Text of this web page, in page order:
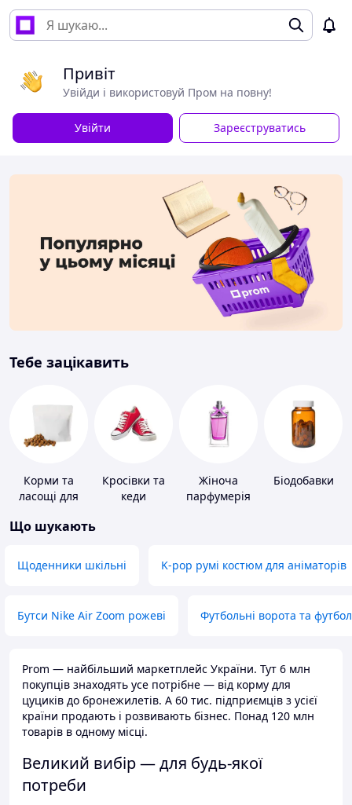
Привіт
Увійди і використовуй Пром на повну!
Увійти Зареєструватись
Тебе зацікавить
Корми та
ласощі для
тварин і
Кросівки та
кеди
Жіноча
парфумерія
Біодобавки
Що шукають
Щоденники шкільні K-pop румі костюм для аніматорів
Бутси Nike Air Zoom рожеві Футбольні ворота та
Prom — найбільший маркетплейс України. Тут 6 млн
покупців знаходять усе потрібне — від корму для
цуциків до бронежилетів. А 60 тис. підприємців з усієї
країни продають і розвивають бізнес. Понад 120 млн
товарів в одному місці.
Великий вибір — для будь-якої
потреби